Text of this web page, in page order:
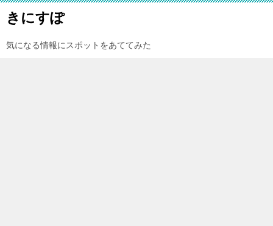
きにすぽ
気になる情報にスポットをあててみた